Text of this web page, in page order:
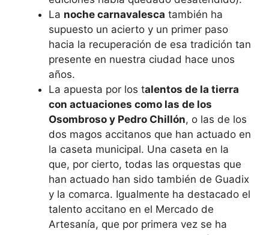
La noche carnavalesca también ha
supuesto un acierto y un primer paso
hacia la recuperación de esa tradición tan
presente en nuestra ciudad hace unos
años.
La apuesta por los talentos de la tierra
con actuaciones como las de los
Osombroso y Pedro Chillón, o las de los
dos magos accitanos que han actuado en
la caseta municipal. Una caseta en la
que, por cierto, todas las orquestas que
han actuado han sido también de Guadix
y la comarca. Igualmente ha destacado el
talento accitano en el Mercado de
Artesanía, que por primera vez se ha